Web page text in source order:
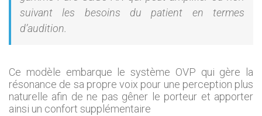
suivant les besoins du patient en termes
d’audition.
Ce modèle embarque le système OVP qui gère la
résonance de sa propre voix pour une perception plus
naturelle afin de ne pas gêner le porteur et apporter
ainsi un confort supplémentaire